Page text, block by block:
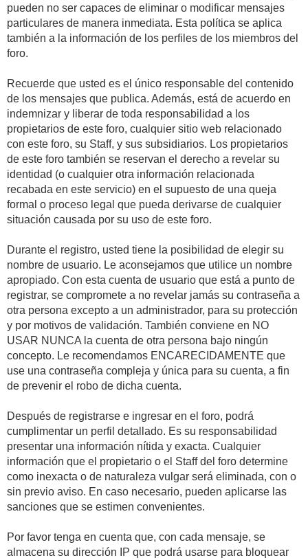
pueden no ser capaces de eliminar o modificar mensajes
particulares de manera inmediata. Esta política se aplica
también a la información de los perfiles de los miembros del
foro.
Recuerde que usted es el único responsable del contenido
de los mensajes que publica. Además, está de acuerdo en
indemnizar y liberar de toda responsabilidad a los
propietarios de este foro, cualquier sitio web relacionado
con este foro, su Staff, y sus subsidiarios. Los propietarios
de este foro también se reservan el derecho a revelar su
identidad (o cualquier otra información relacionada
recabada en este servicio) en el supuesto de una queja
formal o proceso legal que pueda derivarse de cualquier
situación causada por su uso de este foro.
Durante el registro, usted tiene la posibilidad de elegir su
nombre de usuario. Le aconsejamos que utilice un nombre
apropiado. Con esta cuenta de usuario que está a punto de
registrar, se compromete a no revelar jamás su contraseña a
otra persona excepto a un administrador, para su protección
y por motivos de validación. También conviene en NO
USAR NUNCA la cuenta de otra persona bajo ningún
concepto. Le recomendamos ENCARECIDAMENTE que
use una contraseña compleja y única para su cuenta, a fin
de prevenir el robo de dicha cuenta.
Después de registrarse e ingresar en el foro, podrá
cumplimentar un perfil detallado. Es su responsabilidad
presentar una información nítida y exacta. Cualquier
información que el propietario o el Staff del foro determine
como inexacta o de naturaleza vulgar será eliminada, con o
sin previo aviso. En caso necesario, pueden aplicarse las
sanciones que se estimen convenientes.
Por favor tenga en cuenta que, con cada mensaje, se
almacena su dirección IP que podrá usarse para bloquear